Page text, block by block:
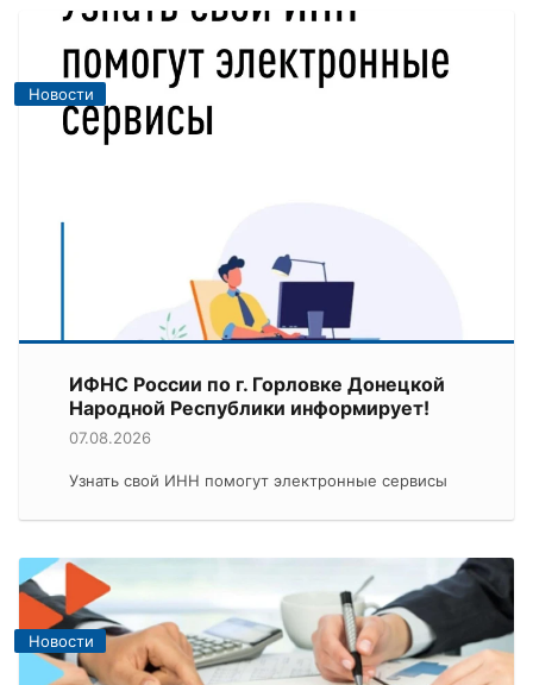
Новости
ИФНС России по г. Горловке Донецкой
Народной Республики информирует!
07.08.2026
Узнать свой ИНН помогут электронные сервисы
Новости